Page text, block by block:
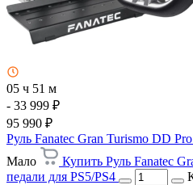
05 ч 51 м
- 33 999 ₽
95 990 ₽
Руль Fanatec Gran Turismo DD
Мало
Купить Руль Fanatec
педали для PS5/PS4